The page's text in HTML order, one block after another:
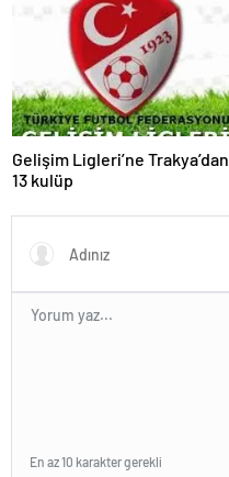
Gelişim Ligleri’ne Trakya’dan
13 kulüp
En az 10 karakter gerekli